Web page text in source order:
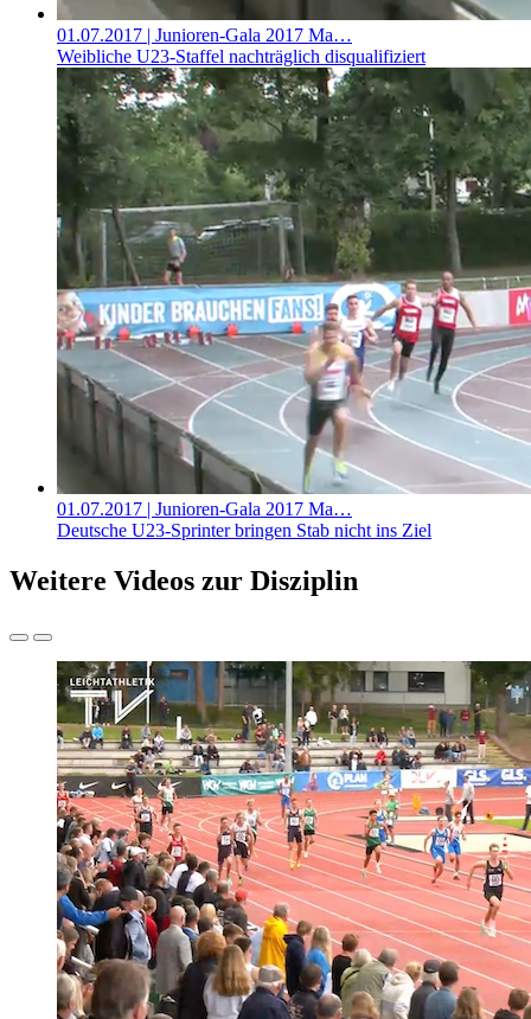
01.07.2017 | Junioren-Gala 2017 Ma…
Weibliche U23-Staffel nachträglich disqualifiziert
01.07.2017 | Junioren-Gala 2017 Ma…
Deutsche U23-Sprinter bringen Stab nicht ins Ziel
Weitere Videos zur Disziplin